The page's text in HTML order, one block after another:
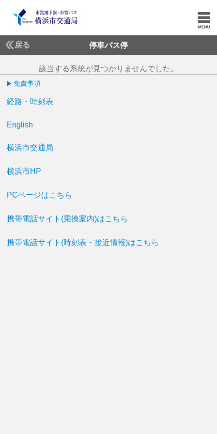
戻る 停車バス停
該当する系統が見つかりませんでした。
免責事項
経路・時刻表
English
横浜市交通局
横浜市HP
PCページはこちら
携帯電話サイト(乗換案内)はこちら
携帯電話サイト(時刻表・接近情報)はこちら